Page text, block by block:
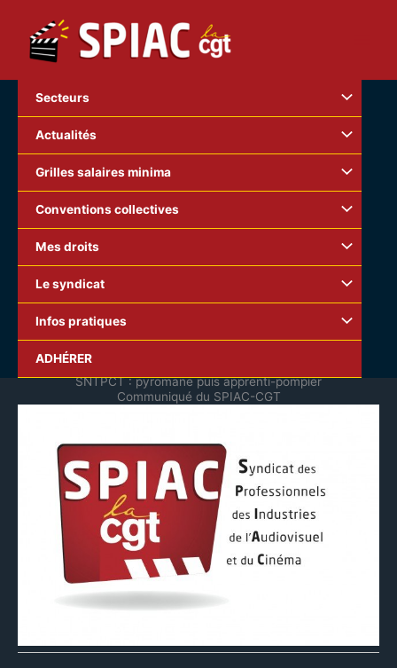
contenu
Secteurs
Actualités
Grilles salaires minima
Conventions collectives
Mes droits
Le syndicat
Infos pratiques
ADHÉRER
SNTPCT : pyromane puis apprenti-pompier
Communiqué du SPIAC-CGT